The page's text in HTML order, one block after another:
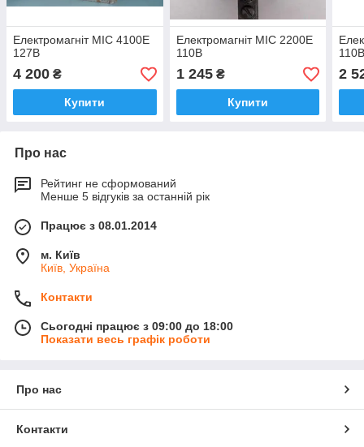
Електромагніт МІС 4100Е
127В
4 200 ₴
Купити
Електромагніт МІС 2200Е
110В
1 245₴
Купити
2
Про нас
Рейтинг не сформований
Менше 5 відгуків за останній рік
Працює з 08.01.2014
м. Київ
Київ, Україна
Контакти
Сьогодні працює з 09:00 до 18:00
Показати весь графік роботи
Про нас
Контакти